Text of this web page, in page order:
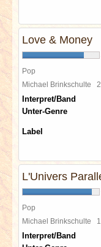
Love & Money
Pop
Michael Brinkschulte
Interpret/Band
Unter-Genre
Label
L'Univers
Pop
Michael Brinkschulte
Interpret/Band